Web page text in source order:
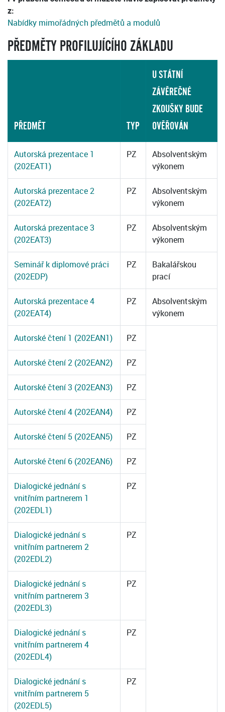
z:
Nabídky mimořádných předmětů a modulů
PŘEDMĚTY PROFILUJÍCÍHO ZÁKLADU
PŘEDMĚT TYP
U STÁTNÍ
ZÁVĚREČNÉ
ZKOUŠKY BUDE
OVĚŘOVÁN
Autorská prezentace 1
(202EAT1)
PZ
Absolventským
výkonem
Autorská prezentace 2
(202EAT2)
PZ
Absolventským
výkonem
Autorská prezentace 3
(202EAT3)
PZ
Absolventským
výkonem
Seminář k diplomové práci
(202EDP)
PZ
Bakalářskou
prací
Autorská prezentace 4
(202EAT4)
PZ
Absolventským
výkonem
Autorské čtení 1 (202EAN1) PZ
Autorské čtení 2 (202EAN2) PZ
Autorské čtení 3 (202EAN3) PZ
Autorské čtení 4 (202EAN4) PZ
Autorské čtení 5 (202EAN5) PZ
Autorské čtení 6 (202EAN6) PZ
Dialogické jednání s
vnitřním partnerem 1
(202EDL1)
PZ
Dialogické jednání s
vnitřním partnerem 2
(202EDL2)
PZ
Dialogické jednání s
vnitřním partnerem 3
(202EDL3)
PZ
Dialogické jednání s
vnitřním partnerem 4
(202EDL4)
PZ
Dialogické jednání s
vnitřním partnerem 5
(202EDL5)
PZ